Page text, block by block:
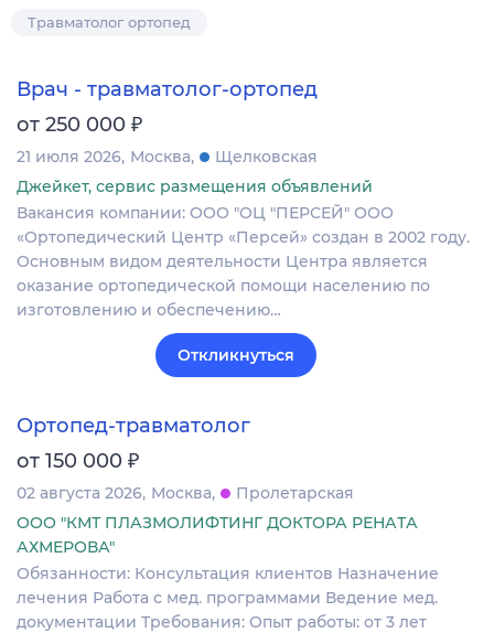
Травматолог ортопед
Врач - травматолог-ортопед
от 250 000 ₽
21 июля 2026 Москва
Щелковская
Джейкет, сервис размещения объявлений
Вакансия компании: ООО "ОЦ "ПЕРСЕЙ" ООО
«Ортопедический Центр «Персей» создан в 2002 году.
Основным видом деятельности Центра является
оказание ортопедической помощи населению по
изготовлению и обеспечению…
Откликнуться
Ортопед-травматолог
от 150 000 ₽
02 августа 2026 Москва
Пролетарская
ООО "КМТ ПЛАЗМОЛИФТИНГ ДОКТОРА РЕНАТА
АХМЕРОВА"
Обязанности: Консультация клиентов Назначение
лечения Работа с мед. программами Ведение мед.
документации Требования: Опыт работы: от 3 лет